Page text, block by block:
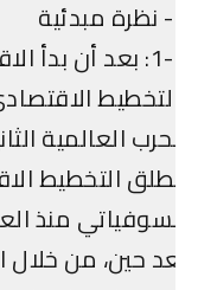
1-1: بعد أن بدأ
الاقتصادي
العالمية
التخطيط
منذ
حين، من خلال